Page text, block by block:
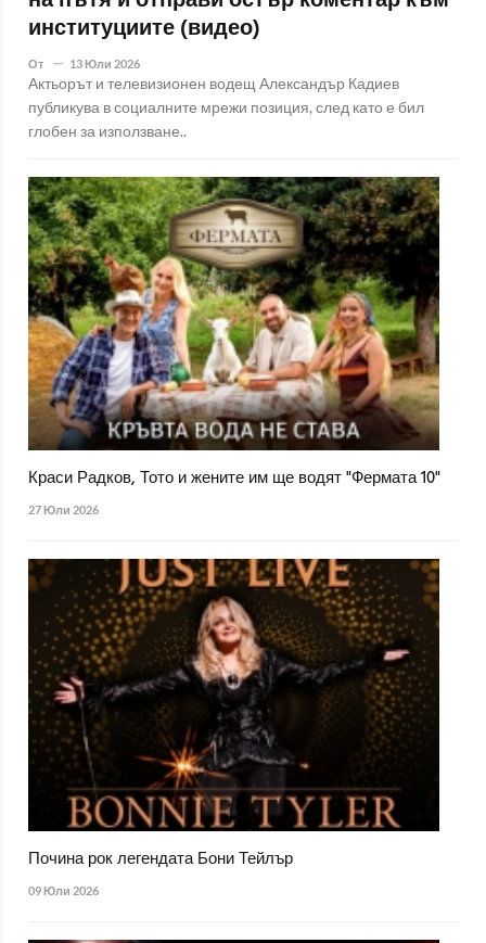
институциите (видео)
От 13 Юли 2026
Актьорът и телевизионен водещ Александър Кадиев
публикува в социалните мрежи позиция, след като е бил
глобен за използване..
Краси Радков, Тото и жените им ще водят "Фермата 10"
27 Юли 2026
Почина рок легендата Бони Тейлър
09 Юли 2026